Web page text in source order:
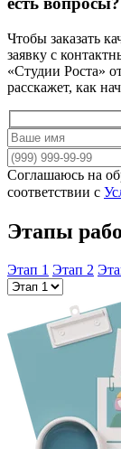
Чтобы заказать
заявку с
«Студии Роста»
расскажет, как
Соглашаюсь на
соответствии с
Этапы
Этап 1 Этап 2